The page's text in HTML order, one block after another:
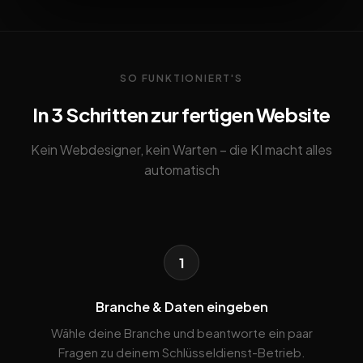
SO FUNKTIONIERT'S
In 3 Schritten zur fertigen Website
Kein Webdesigner, kein Warten – die KI macht alles
automatisch
1
Branche & Daten eingeben
Wähle deine Branche und beantworte ein paar
Fragen zu deinem Schlüsseldienst-Betrieb.